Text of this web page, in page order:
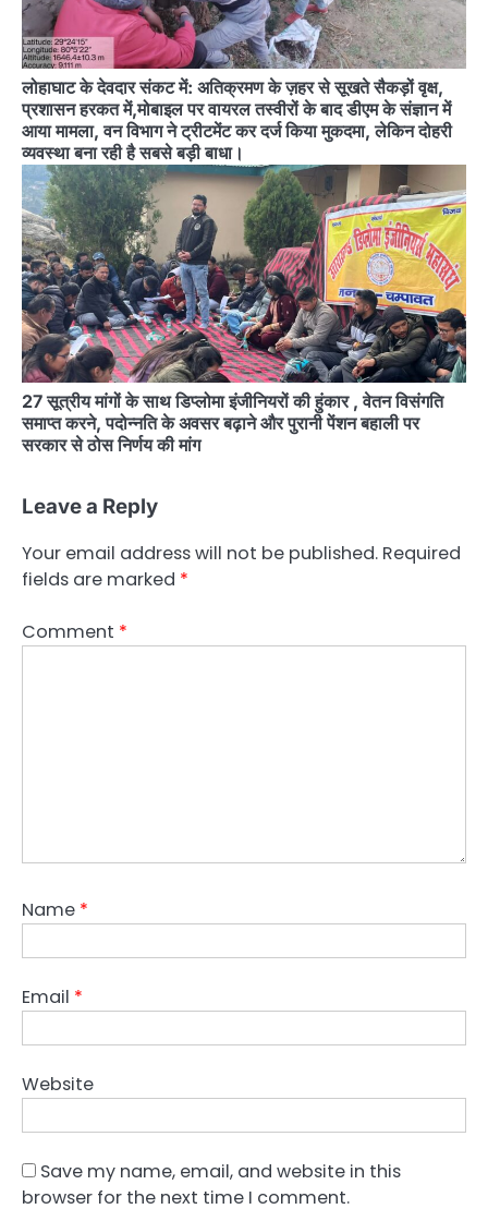
लोहाघाट के देवदार संकट में: अतिक्रमण के ज़हर से सूखते सैकड़ों वृक्ष,
प्रशासन हरकत में,मोबाइल पर वायरल तस्वीरों के बाद डीएम के संज्ञान में
आया मामला, वन विभाग ने ट्रीटमेंट कर दर्ज किया मुकदमा, लेकिन दोहरी
व्यवस्था बना रही है सबसे बड़ी बाधा।
27 सूत्रीय मांगों के साथ डिप्लोमा इंजीनियरों की हुंकार , वेतन विसंगति
समाप्त करने, पदोन्नति के अवसर बढ़ाने और पुरानी पेंशन बहाली पर
सरकार से ठोस निर्णय की मांग
Leave a Reply
Your email address will not be published. Required
fields are marked *
Comment *
Name *
Email *
Website
Save my name, email, and website in this
browser for the next time I comment.